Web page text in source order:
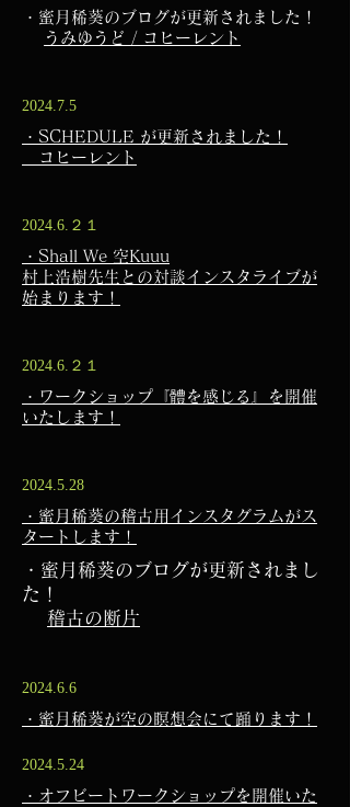
・蜜月稀葵のブログが更新されました！
うみゆうど / コヒーレント
2024.7.5
・SCHEDULE が更新されました！
コヒーレント
2024.6.２１
・Shall We 空Kuuu
村上浩樹先生との対談インスタライブが
始まります！
2024.6.２１
・ワークショップ『體を感じる』を開催
いたします！
2024.5.28
・蜜月稀葵の稽古用インスタグラムがス
タートします！
・蜜月稀葵のブログが更新されまし
た！
稽古の断片
2024.6.6
・蜜月稀葵が空の瞑想会にて踊ります！
2024.5.24
・オフビートワークショップを開催いた